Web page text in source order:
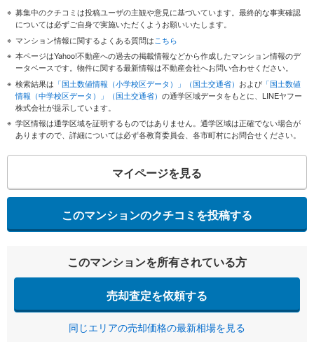
募集中のクチコミは投稿ユーザの主観や意見に基づいています。最終的な事実確認
については必ずご自身で実施いただくようお願いいたします。
マンション情報に関するよくある質問はこちら
本ページはYahoo!不動産への過去の掲載情報などから作成したマンション情報のデ
ータベースです。物件に関する最新情報は不動産会社へお問い合わせください。
検索結果は 「国土数値情報（小学校区データ）」（国土交通省） および 「国土数値
情報（中学校区データ）」（国土交通省） の通学区域データをもとに、LINEヤフー
株式会社が提示しています。
学区情報は通学区域を証明するものではありません。通学区域は正確でない場合が
ありますので、詳細については必ず各教育委員会、各市町村にお問合せください。
マイページを見る
このマンションのクチコミを投稿する
このマンションを所有されている方
売却査定を依頼する
同じエリアの売却価格の最新相場を見る